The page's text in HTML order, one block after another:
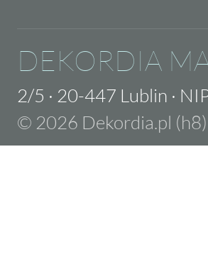
DEKORDIA
2/5 · 20-447 Lublin ·
© 2026 Dekordia.pl (h8)